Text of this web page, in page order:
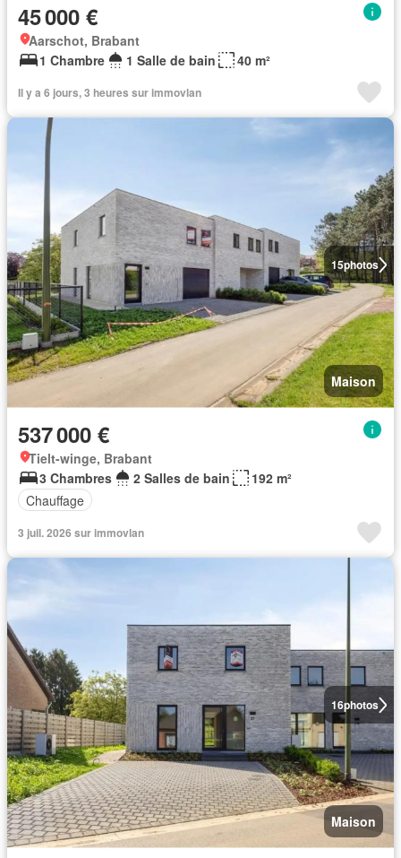
45 000 €
Aarschot, Brabant
1 Chambre
1 Salle de bain 40 m²
Il y a 6 jours, 3 heures sur immovlan
15photos
Maison
537 000 €
Tielt-winge, Brabant
3 Chambres
2 Salles de bain
192 m²
Chauffage
3 juil. 2026 sur immovlan
16photos
Maison